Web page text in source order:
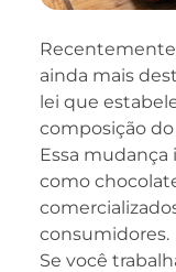
ainda mais
lei que
composição
Essa
como
consumidores.
Se você